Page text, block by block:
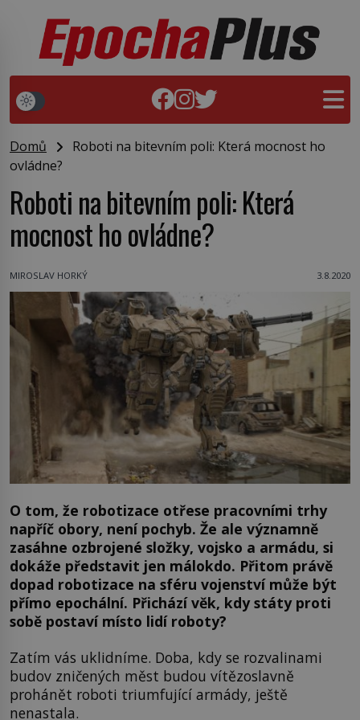
Domů
Roboti na bitevním poli: Která mocnost ho
ovládne?
Roboti na bitevním poli: Která
mocnost ho ovládne?
MIROSLAV HORKÝ 3.8.2020
O tom, že robotizace otřese pracovními trhy
napříč obory, není pochyb. Že ale významně
zasáhne ozbrojené složky, vojsko a armádu, si
dokáže představit jen málokdo. Přitom právě
dopad robotizace na sféru vojenství může být
přímo epochální. Přichází věk, kdy státy proti
sobě postaví místo lidí roboty?
Zatím vás uklidníme. Doba, kdy se rozvalinami
budov zničených měst budou vítězoslavně
prohánět roboti triumfující armády, ještě
nenastala.